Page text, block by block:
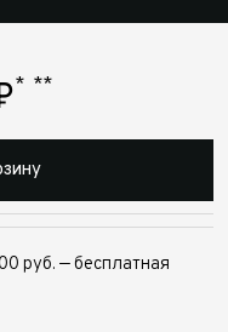
* **
руб. — бесплатная